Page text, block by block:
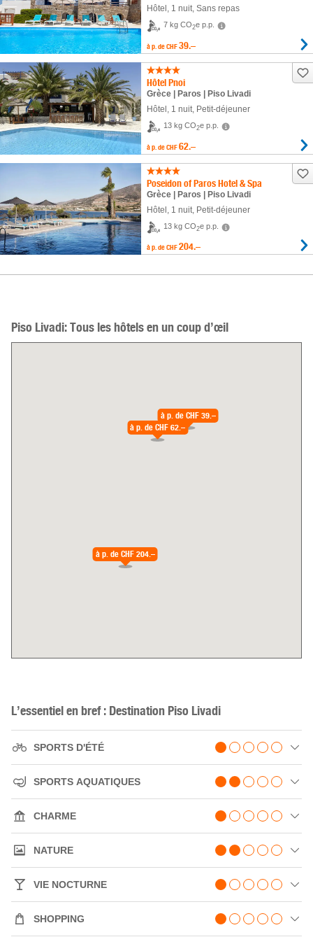
Hôtel , 1 nuit, Sans repas
7 kg CO2e p.p.
à p. de CHF 39.–
Hôtel Pnoi
Grèce | Paros | Piso Livadi
Hôtel 1 nuit, Petit-déjeuner
13 kg CO2e p.p.
à p. de CHF 62.–
Poseidon of Paros Hotel & Spa
Grèce | Paros | Piso Livadi
Hôtel 1 nuit, Petit-déjeuner
13 kg CO2e p.p.
à p. de CHF 204.–
Piso Livadi: Tous les hôtels en un coup d’œil
à p. de CHF 39.–
à p. de CHF 62.–
à p. de CHF 204.–
L’essentiel en bref : Destination Piso Livadi
SPORTS D'ÉTÉ
SPORTS AQUATIQUES
CHARME
NATURE
VIE NOCTURNE
SHOPPING